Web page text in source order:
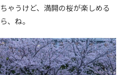
ゃうけど、満開の桜が楽しめる
、ね。